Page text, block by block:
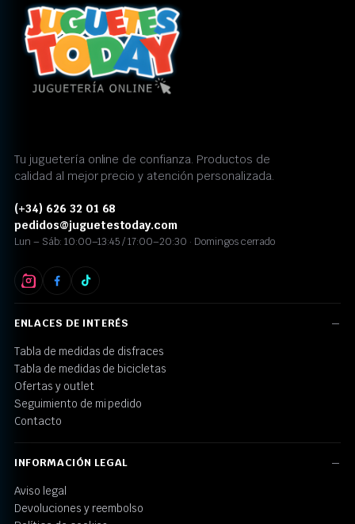
Tu juguetería online de confianza. Productos de
calidad al mejor precio y atención personalizada.
(+34) 626 32 01 68
pedidos@juguetestoday.com
Lun – Sáb: 10:00–13:45 / 17:00–20:30 · Domingos cerrado
ENLACES DE INTERÉS
Tabla de medidas de disfraces
Tabla de medidas de bicicletas
Ofertas y outlet
Seguimiento de mi pedido
Contacto
INFORMACIÓN LEGAL
Aviso legal
Devoluciones y reembolso